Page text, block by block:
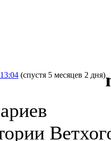
(спустя 5 месяцев 2 дня)